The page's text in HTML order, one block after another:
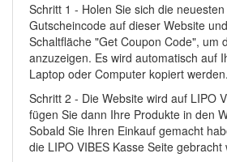
Schritt 1 - Holen Sie sich die
Gutscheincode auf dieser Website
Schaltfläche "Get Coupon Code", um
anzuzeigen. Es wird automatisch auf
Laptop oder Computer kopiert werden.
Schritt 2 - Die Website wird auf LIPO
fügen Sie dann Ihre Produkte in den
Sobald Sie Ihren Einkauf gemacht
die LIPO VIBES Kasse Seite gebracht